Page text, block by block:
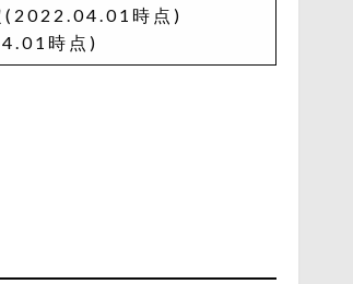
(2022.04.01時点)
時点)